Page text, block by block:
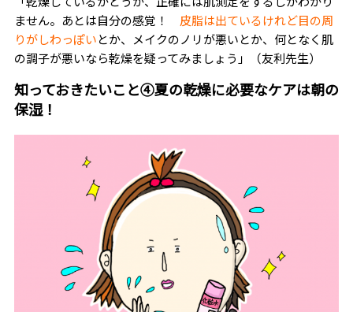
ません。あとは自分の感覚！ 皮脂は出ているけれど目の周
りがしわっぽいとか、メイクのノリが悪いとか、何となく肌
の調子が悪いなら乾燥を疑ってみましょう」（友利先生）
知っておきたいこと④夏の乾燥に必要なケアは朝の
保湿！